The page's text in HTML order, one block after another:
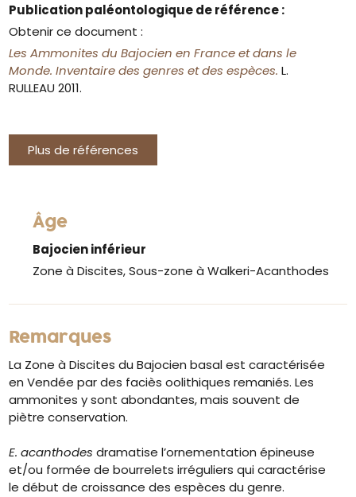
Publication paléontologique de référence :
Obtenir ce document :
Les Ammonites du Bajocien en France et dans le
Monde. Inventaire des genres et des espèces. L.
RULLEAU 2011.
Plus de références
Âge
Bajocien inférieur
Zone à Discites, Sous-zone à Walkeri-Acanthodes
Remarques
La Zone à Discites du Bajocien basal est caractérisée
en Vendée par des faciès oolithiques remaniés. Les
ammonites y sont abondantes, mais souvent de
piètre conservation.
E. acanthodes dramatise l’ornementation épineuse
et/ou formée de bourrelets irréguliers qui caractérise
le début de croissance des espèces du genre.